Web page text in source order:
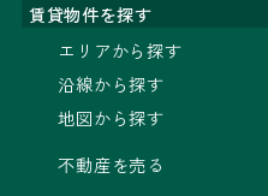
賃貸物件を探す
エリアから探す
沿線から探す
地図から探す
不動産を売る